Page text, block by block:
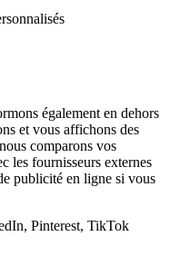
également en dehors
et vous affichons des
comparons vos
les fournisseurs externes
publicité en ligne si vous
Pinterest, TikTok